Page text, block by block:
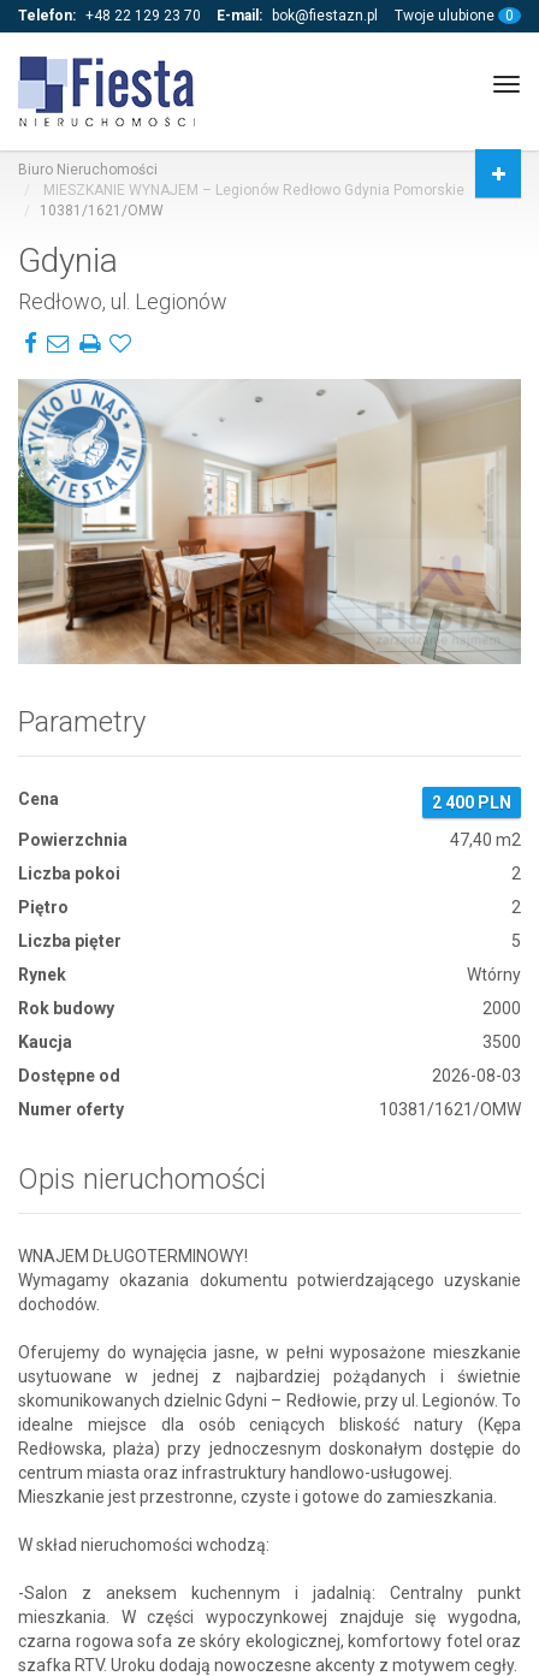
Telefon: +48 22 129 23 70 E-mail: bok@fiestazn.pl Twoje ulubione 0
Biuro Nieruchomości
MIESZKANIE WYNAJEM – Legionów Redłowo Gdynia Pomorskie
10381/1621/OMW
Gdynia
Redłowo, ul. Legionów
Zdjęcie 1
Parametry
Cena
2 400 PLN
Powierzchnia
47,40 m2
Liczba pokoi
2
Piętro
2
Liczba pięter
5
Rynek
Wtórny
Rok budowy
2000
Kaucja
3500
Dostępne od
2026-08-03
Numer oferty
10381/1621/OMW
Opis nieruchomości
WNAJEM DŁUGOTERMINOWY!
Wymagamy okazania dokumentu potwierdzającego uzyskanie
dochodów.
Oferujemy do wynajęcia jasne, w pełni wyposażone mieszkanie
usytuowane w jednej z najbardziej pożądanych i świetnie
skomunikowanych dzielnic Gdyni – Redłowie, przy ul. Legionów. To
idealne miejsce dla osób ceniących bliskość natury (Kępa
Redłowska, plaża) przy jednoczesnym doskonałym dostępie do
centrum miasta oraz infrastruktury handlowo-usługowej.
Mieszkanie jest przestronne, czyste i gotowe do zamieszkania.
W skład nieruchomości wchodzą:
-Salon z aneksem kuchennym i jadalnią: Centralny punkt
mieszkania. W części wypoczynkowej znajduje się wygodna,
czarna rogowa sofa ze skóry ekologicznej, komfortowy fotel oraz
szafka RTV. Uroku dodają nowoczesne akcenty z motywem cegły.